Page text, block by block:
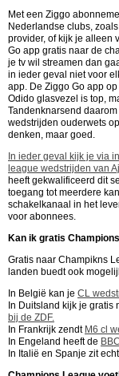
Met een Ziggo
Nederlandse clubs,
provider, of kijk je alleen
Go app gratis naar de
je tv wil streamen dan
in ieder geval niet voor
app. De Ziggo Go app
Odido glasvezel is top,
Tandenknarsend
wedstrijden ouderwets
denken, maar goed.
In ieder geval kijk je via
league wedstrijden van
heeft gekwalificeerd dit
toegang tot meerdere
schakelkanaal in het
voor abonnees.
Kan ik gratis
Gratis naar Champikns
landen buedt ook
In België kan je CL
In Duitsland kijk je gratis
bij de ZDF.
In Frankrijk zendt M6 cl
In Engeland heeft de
In Italië en Spanje zit